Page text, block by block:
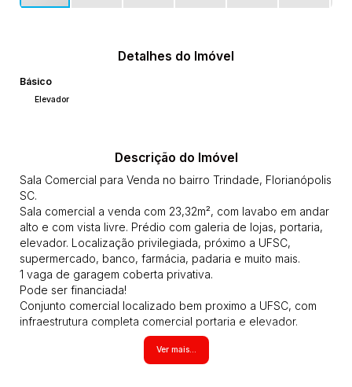
Detalhes do Imóvel
Básico
Elevador
Descrição do Imóvel
Sala Comercial para Venda no bairro Trindade, Florianópolis
SC.
Sala comercial a venda com 23,32m², com lavabo em andar
alto e com vista livre. Prédio com galeria de lojas, portaria,
elevador. Localização privilegiada, próximo a UFSC,
supermercado, banco, farmácia, padaria e muito mais.
1 vaga de garagem coberta privativa.
Pode ser financiada!
Conjunto comercial localizado bem proximo a UFSC, com
infraestrutura completa comercial portaria e elevador.
Proximidades: Bares e Restaurantes, Escola, Farmácia,
Shopping Center, Supermercado e UFSC,
Ver mais...